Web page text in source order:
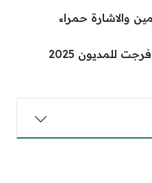
والاشارة حمراء
للمديون 2025